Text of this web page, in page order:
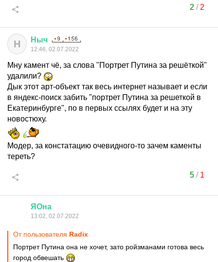
2 / 2
Н Ныч
12:46, 02.07.2022
Мну камент чё, за слова "Портрет Путина за решёткой"
удалили?
Дык этот арт-объект так весь интернет называет и если
в яндекс-поиск забить "портрет Путина за решеткой в
Екатеринбурге", по в первых ссылях будет и на эту
новостюху.
Модер, за констатацию очевидного-то зачем каменты
тереть?
5/ 1
ЯОна
13:02, 02.07.2022
От пользователя Rаdix
Портрет Путина она не хочет, зато ройзманами готова весь
город обвешать